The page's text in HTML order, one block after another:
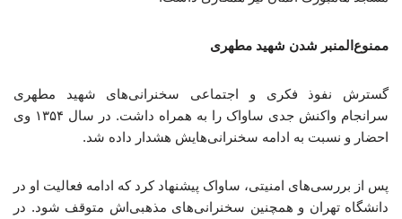
ممنوع‌المنبر شدن شهید مطهری
گسترش نفوذ فکری و اجتماعی سخنرانی‌های شهید مطهری
سرانجام واکنش جدی ساواک را به همراه داشت. در سال ۱۳۵۴ وی
احضار و نسبت به ادامه سخنرانی‌هایش هشدار داده شد.
پس از بررسی‌های امنیتی، ساواک پیشنهاد کرد که ادامه فعالیت او در
دانشگاه تهران و همچنین سخنرانی‌های مذهبی‌اش متوقف شود. در